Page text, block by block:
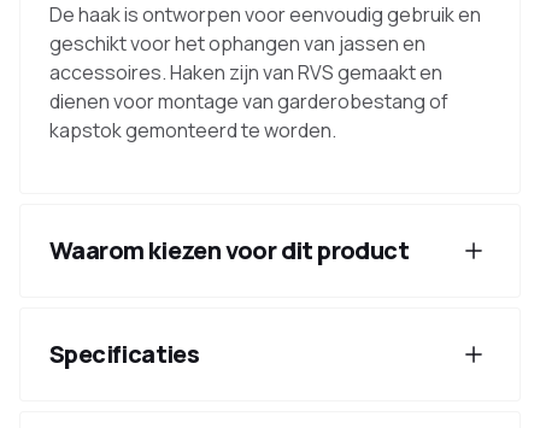
De haak is ontworpen voor eenvoudig gebruik en
geschikt voor het ophangen van jassen en
accessoires. Haken zijn van RVS gemaakt en
dienen voor montage van garderobestang of
kapstok gemonteerd te worden.
Waarom kiezen voor dit product
Specificaties